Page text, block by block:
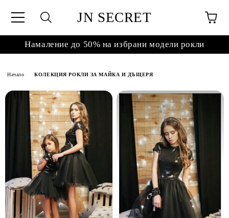
JN SECRET
Намаление до 50% на избрани модели рокли
Начало КОЛЕКЦИЯ РОКЛИ ЗА МАЙКА И ДЪЩЕРЯ